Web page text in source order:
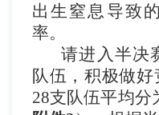
出生窒息导致
率。
请进入半决
队伍，积极做好
28支队伍平均